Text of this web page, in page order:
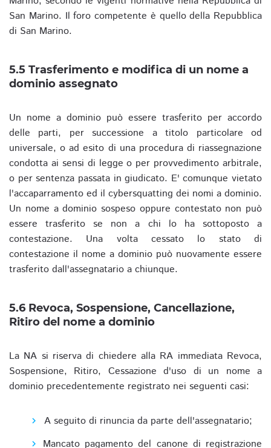
San Marino. Il foro competente è quello della Repubblica
di San Marino.
5.5 Trasferimento e modifica di un nome a
dominio assegnato
Un nome a dominio può essere trasferito per accordo
delle parti, per successione a titolo particolare od
universale, o ad esito di una procedura di riassegnazione
condotta ai sensi di legge o per provvedimento arbitrale,
o per sentenza passata in giudicato. E' comunque vietato
l'accaparramento ed il cybersquatting dei nomi a dominio.
Un nome a dominio sospeso oppure contestato non può
essere trasferito se non a chi lo ha sottoposto a
contestazione. Una volta cessato lo stato di
contestazione il nome a dominio può nuovamente essere
trasferito dall'assegnatario a chiunque.
5.6 Revoca, Sospensione, Cancellazione,
Ritiro del nome a dominio
La NA si riserva di chiedere alla RA immediata Revoca,
Sospensione, Ritiro, Cessazione d'uso di un nome a
dominio precedentemente registrato nei seguenti casi:
A seguito di rinuncia da parte dell'assegnatario;
Mancato pagamento del canone di registrazione